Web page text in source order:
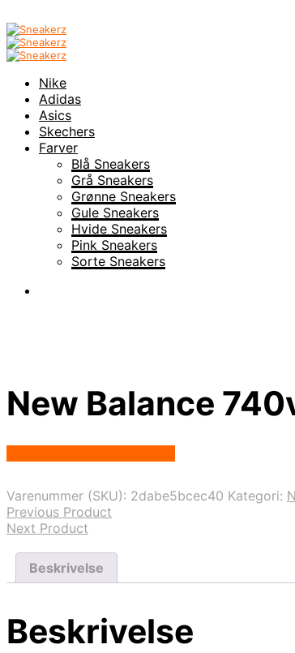
Nike
Adidas
Asics
Skechers
Farver
Blå Sneakers
Grå Sneakers
Grønne Sneakers
Gule Sneakers
Hvide Sneakers
Pink Sneakers
Sorte Sneakers
New Balance
Varenummer (SKU): 2dabe5bcec40 Kategori:
Previous Product
Next Product
Beskrivelse
Beskrivelse